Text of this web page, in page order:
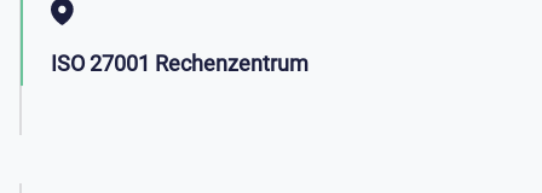
ISO 27001 Rechenzentrum